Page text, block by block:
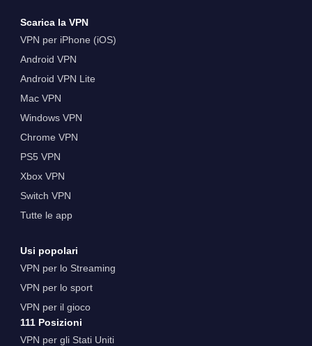
Scarica la VPN
VPN per iPhone (iOS)
Android VPN
Android VPN Lite
Mac VPN
Windows VPN
Chrome VPN
PS5 VPN
Xbox VPN
Switch VPN
Tutte le app
Usi popolari
VPN per lo Streaming
VPN per lo sport
VPN per il gioco
111 Posizioni
VPN per gli Stati Uniti